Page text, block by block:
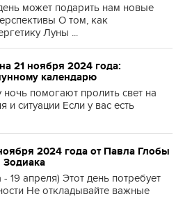
может подарить нам новые
О том, как
Луны ...
21 ноября 2024 года:
календарю
ночь помогают пролить свет на
и ситуации Если у вас есть
2024 года от Павла Глобы
Зодиака
19 апреля) Этот день потребует
Не откладывайте важные